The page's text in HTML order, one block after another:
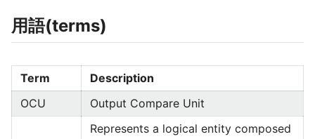
用語(terms)
Term
Description
OCU
Output Compare Unit
Represents a logical entity composed